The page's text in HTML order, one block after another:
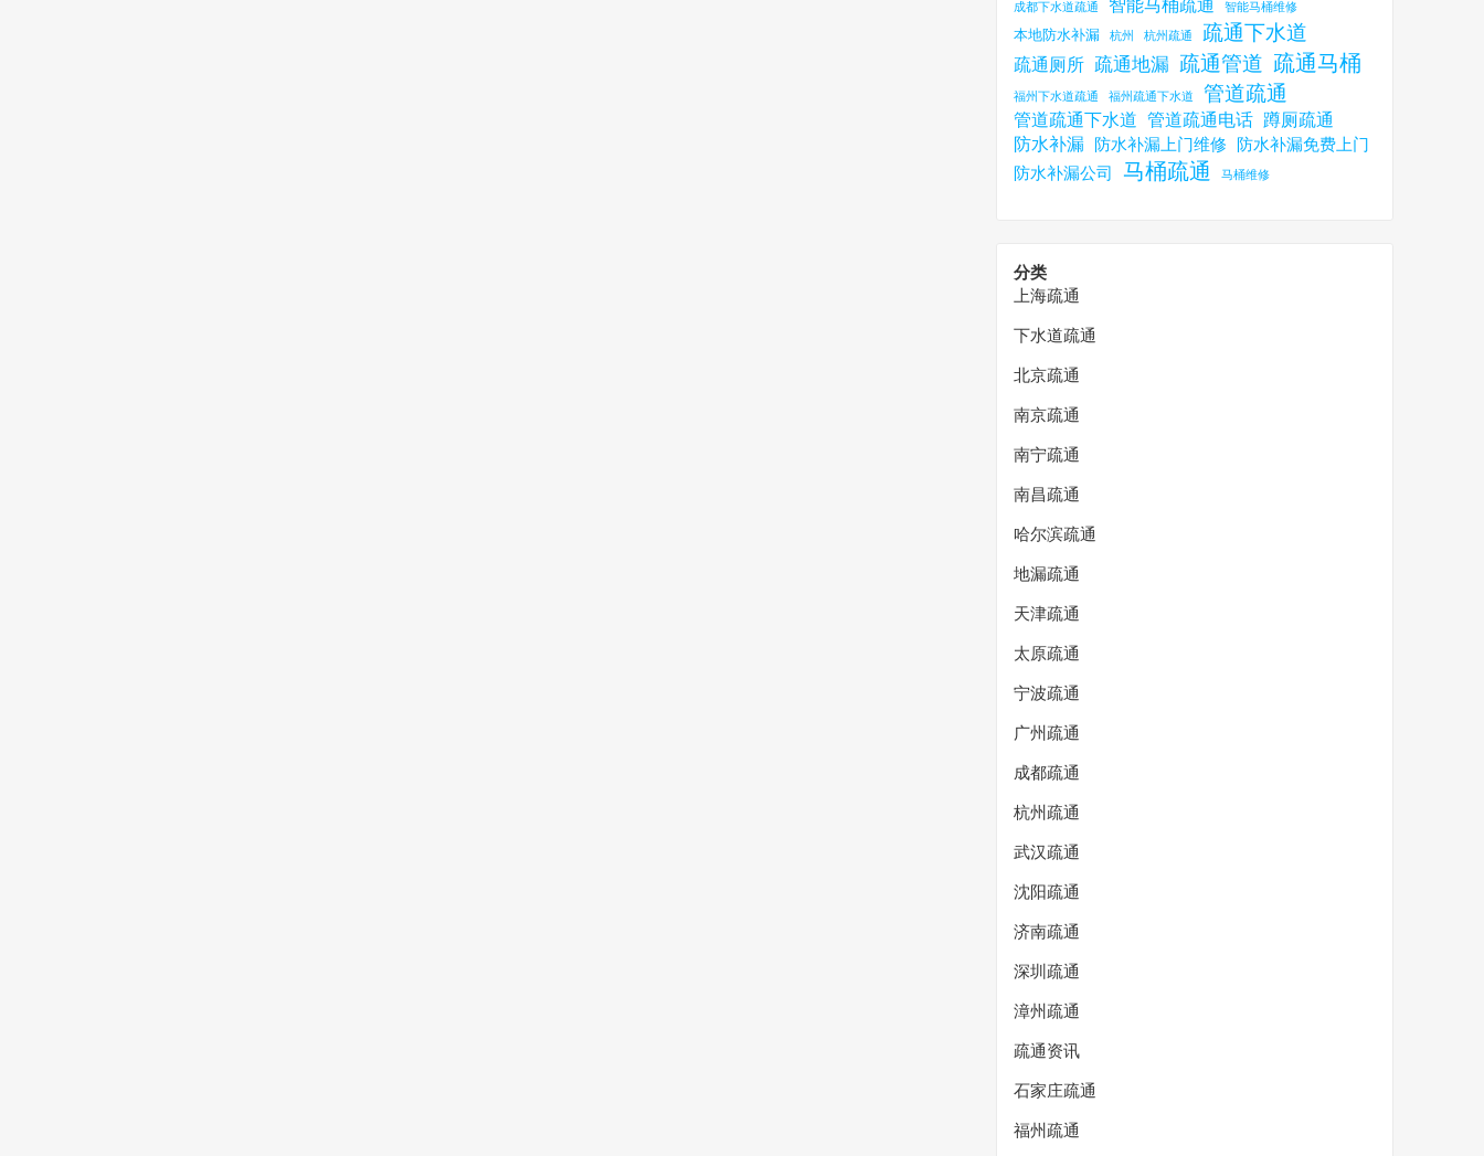
成都下水道疏通
智能马桶疏通 智能马桶维修
本地防水补漏 杭州 杭州疏通 疏通下水道
疏通厕所 疏通地漏 疏通管道 疏通马桶
福州下水道疏通 福州疏通下水道 管道疏通
管道疏通下水道 管道疏通电话 蹲厕疏通
防水补漏 防水补漏上门维修
防水补漏免费上门
防水补漏公司
马桶疏通 马桶维修
分类
上海疏通
下水道疏通
北京疏通
南京疏通
南宁疏通
南昌疏通
哈尔滨疏通
地漏疏通
天津疏通
太原疏通
宁波疏通
广州疏通
成都疏通
杭州疏通
武汉疏通
沈阳疏通
济南疏通
深圳疏通
漳州疏通
疏通资讯
石家庄疏通
福州疏通